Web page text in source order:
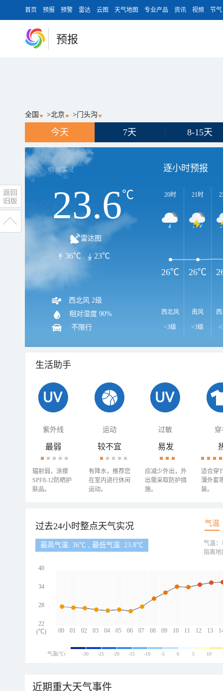
首页 预报 预警 雷达 云图 天气地图 专业产品 资讯 视频 节气
预报
全国 >北京 >门头沟
今天 7天 8-15天
01:00实况
23.6℃
雷达图
36℃ 23℃
西北风 2级
相对湿度 90%
不限行
逐小时预报
20时
西北风
<3级
21时
南风
<3级
26℃ 26℃
生活助手
紫外线 运动 过敏 穿
最弱
辐射弱，涂擦
SPF8-12防晒护
肤品。
较不宜
有降水，推荐您
在室内进行休闲
运动。
易发
应减少外出，外
出需采取防护措
施。
适合穿
薄外套
装。
过去24小时整点天气实况 气温
最高气温: 36℃ , 最低气温: 23.8℃
00 01 02 03 04 05 06 07 08 09 10 11 12 13
40
34
28
22
(℃)
气温：
指离地
气温(℃) -30 -25 -20 -15 -10 -5 0 5 10
近期重大天气事件